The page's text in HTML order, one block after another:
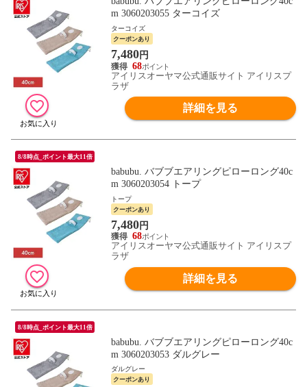
m 3060203055 ターコイズ
ターコイズ
クーポンあり
7,480円
68
アイリスオーヤマ公式通販サイト アイリスプ
ラザ
詳細を見る
8/8時点_ポイント最大11倍
babubu. バブブエアリングピローロング40c
m 3060203054 トープ
トープ
クーポンあり
7,480円
68
アイリスオーヤマ公式通販サイト アイリスプ
ラザ
詳細を見る
8/8時点_ポイント最大11倍
babubu. バブブエアリングピローロング40c
m 3060203053 ダルグレー
ダルグレー
クーポンあり